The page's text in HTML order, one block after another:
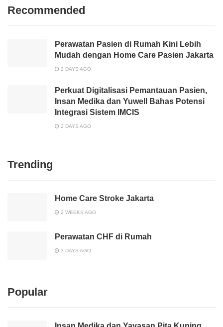
Recommended
Perawatan Pasien di Rumah Kini Lebih
Mudah dengan Home Care Pasien Jakarta
2 DAYS AGO
Perkuat Digitalisasi Pemantauan Pasien,
Insan Medika dan Yuwell Bahas Potensi
Integrasi Sistem IMCIS
2 DAYS AGO
Trending
Home Care Stroke Jakarta
2 WEEKS AGO
Perawatan CHF di Rumah
3 DAYS AGO
Popular